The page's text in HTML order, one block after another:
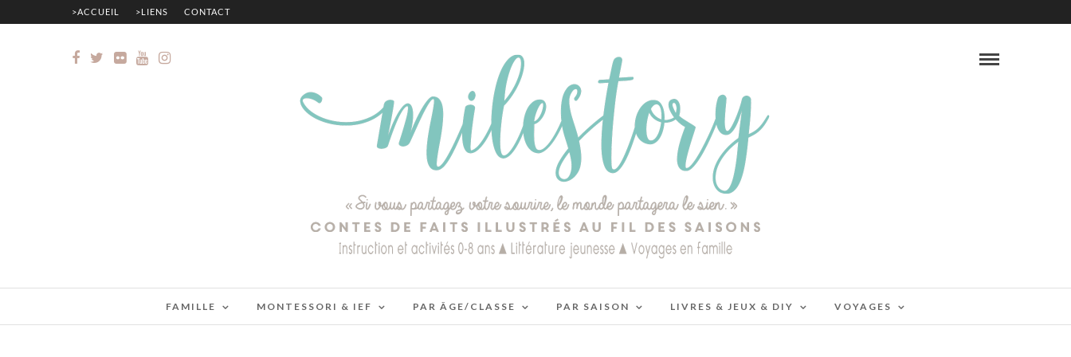
>ACCUEIL >LIENS CONTACT
FAMILLE MONTESSORI & IEF PAR ÂGE/CLASSE PAR SAISON LIVRES & JEUX & DIY VOYAGES